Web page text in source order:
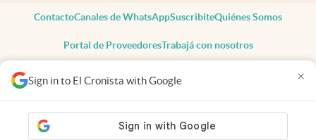
Sign in to El Cronista with Google ×
ContactoCanales de WhatsAppSuscribiteQuiénes Somos
Portal de ProveedoresTrabajá con nosotros
Todos los derechos reservados
Privacidad
Consentimiento